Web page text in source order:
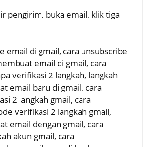
pengirim, buka email, klik tiga
email di gmail, cara unsubscribe
email di gmail, cara
verifikasi 2 langkah, langkah
email baru di gmail, cara
2 langkah gmail, cara
verifikasi 2 langkah gmail,
email dengan gmail, cara
akun gmail, cara